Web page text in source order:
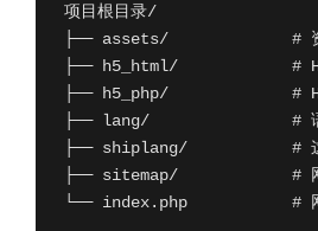
项目根目录/
├── assets/             # 资源
├── h5_html/            #
├── h5_php/             #
├── lang/               # 语言
├── shiplang/           # 这是
├── sitemap/            # 网
└── index.php           # 网站